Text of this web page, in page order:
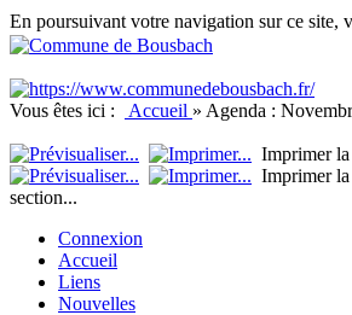
En poursuivant votre navigation sur ce site,
Vous êtes ici : Accueil » Agenda :
Imprimer la
Imprimer la
section...
Connexion
Accueil
Liens
Nouvelles